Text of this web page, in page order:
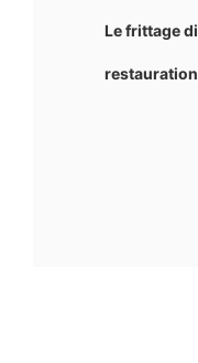
Le frittage